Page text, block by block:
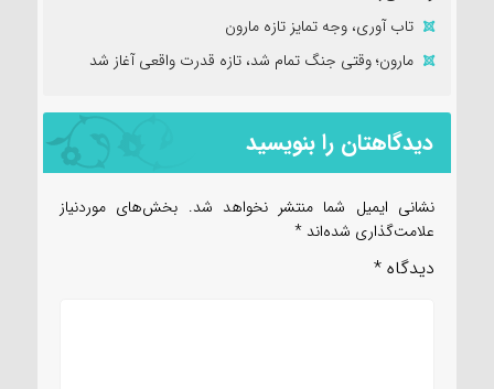
تاب آوری، وجه تمایز تازه مارون
مارون؛ وقتی جنگ تمام شد، تازه قدرت واقعی آغاز شد
دیدگاهتان را بنویسید
نشانی ایمیل شما منتشر نخواهد شد. بخش‌های موردنیاز
علامت‌گذاری شده‌اند *
دیدگاه *